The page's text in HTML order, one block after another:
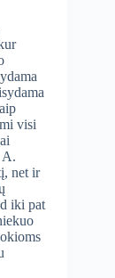
visi
A.
net ir
iki pat